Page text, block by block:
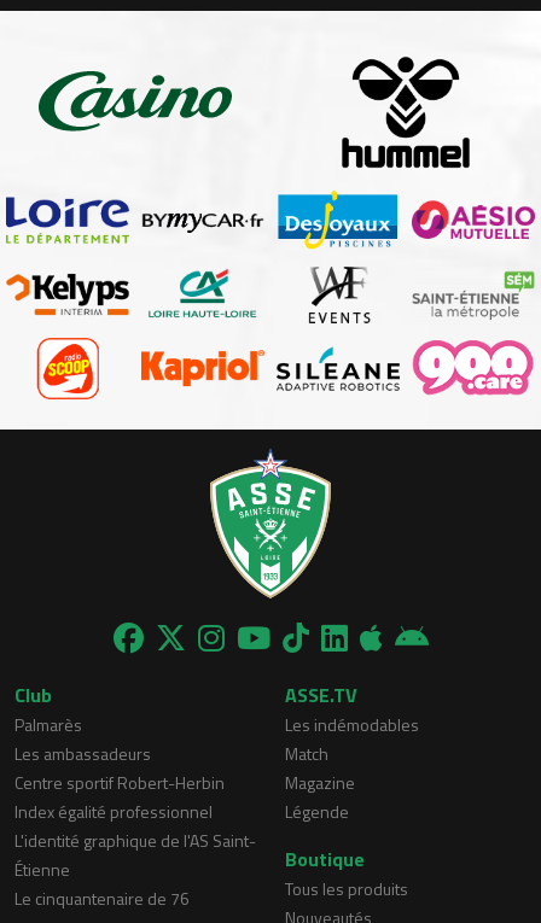
Club
Palmarès
Les ambassadeurs
Centre sportif Robert-Herbin
Index égalité professionnel
L'identité graphique de l'AS Saint-
Étienne
Le cinquantenaire de 76
ASSE.TV
Les indémodables
Match
Magazine
Légende
Boutique
Tous les produits
Nouveautés